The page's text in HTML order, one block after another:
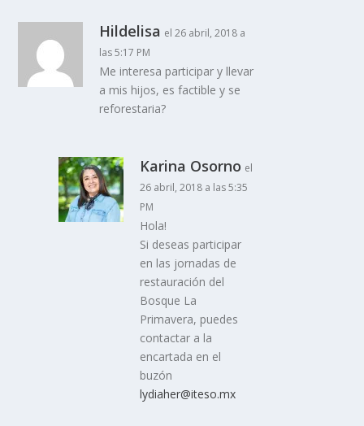
Hildelisa el 26 abril, 2018 a
las 5:17 PM
Me interesa participar y llevar
a mis hijos, es factible y se
reforestaria?
Karina Osorno el
26 abril, 2018 a las 5:35
PM
Hola!
Si deseas participar
en las jornadas de
restauración del
Bosque La
Primavera, puedes
contactar a la
encartada en el
buzón
lydiaher@iteso.mx